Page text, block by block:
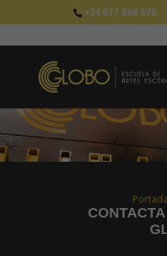
+34 677 988 576
Portada